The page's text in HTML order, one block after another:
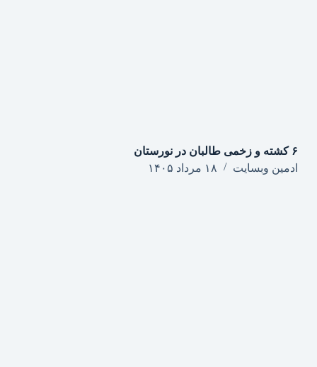
۶ کشته و زخمی طالبان در نورستان
ادمین وبسایت
۱۸ مرداد ۱۴۰۵